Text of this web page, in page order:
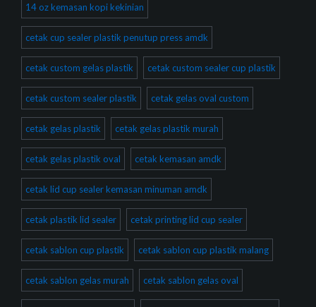
14 oz kemasan kopi kekinian
cetak cup sealer plastik penutup press amdk
cetak custom gelas plastik cetak custom sealer cup plastik
cetak custom sealer plastik cetak gelas oval custom
cetak gelas plastik cetak gelas plastik murah
cetak gelas plastik oval cetak kemasan amdk
cetak lid cup sealer kemasan minuman amdk
cetak plastik lid sealer cetak printing lid cup sealer
cetak sablon cup plastik cetak sablon cup plastik malang
cetak sablon gelas murah cetak sablon gelas oval